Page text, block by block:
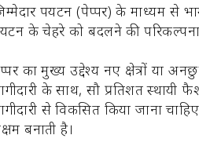
पर्यटन (पेप्पर) के माध्यम से
के चेहरे को बदलने की
का मुख्य उद्देश्य नए क्षेत्रों या
के साथ, सौ प्रतिशत स्थायी
से विकसित किया जाना
बनाती है।